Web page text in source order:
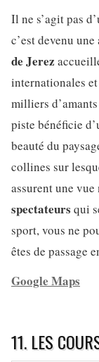
Il ne s’agit pas
c’est devenu
de Jerez
internationales et
milliers
piste bénéficie
beauté du
collines sur
assurent une
spectateurs qui
sport, vous ne
êtes de passage
Google Maps
11. LES